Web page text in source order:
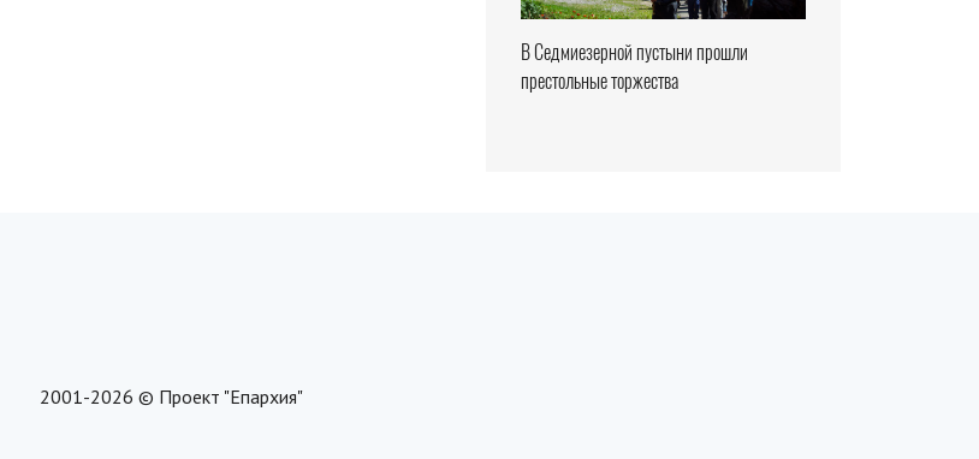
В Седмиезерной пустыни прошли
престольные торжества
2001-2026 © Проект "Епархия"